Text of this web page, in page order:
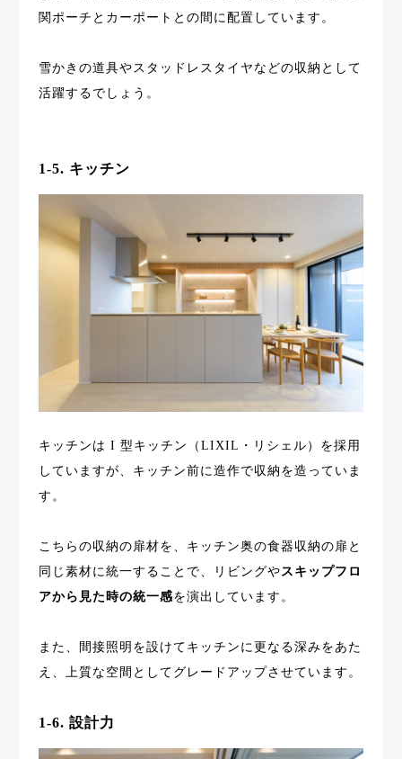
関ポーチとカーポートとの間に配置しています。
雪かきの道具やスタッドレスタイヤなどの収納として
活躍するでしょう。
1-5. キッチン
キッチンは I 型キッチン（LIXIL・リシェル）を採用
していますが、キッチン前に造作で収納を造っていま
す。
こちらの収納の扉材を、キッチン奥の食器収納の扉と
同じ素材に統一することで、リビングや スキップフロ
アから見た時の統一感を演出しています。
また、間接照明を設けてキッチンに更なる深みをあた
え、上質な空間としてグレードアップさせています。
1-6. 設計力